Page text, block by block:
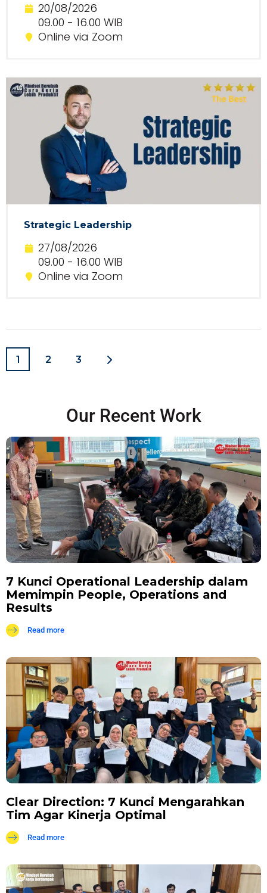
20/08/2026
09.00 - 16.00 WIB
Online via Zoom
Strategic Leadership
27/08/2026
09.00 - 16.00 WIB
Online via Zoom
1 2 3
Our Recent Work
7 Kunci Operational Leadership dalam
Memimpin People, Operations and
Results
Read more
Clear Direction: 7 Kunci Mengarahkan
Tim Agar Kinerja Optimal
Read more